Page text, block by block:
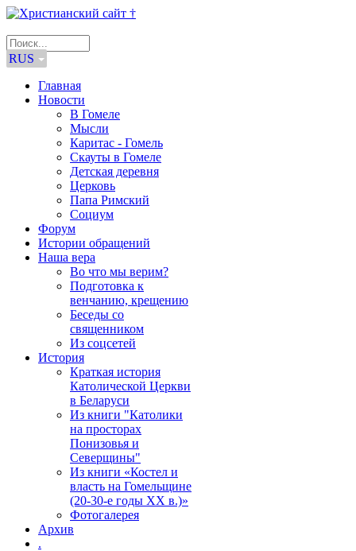
RUS
Главная
Новости
В Гомеле
Мысли
Каритас - Гомель
Скауты в Гомеле
Детская деревня
Церковь
Папа Римский
Социум
Форум
Истории обращений
Наша вера
Во что мы верим?
Подготовка к
венчанию, крещению
Беседы со
священником
Из соцсетей
История
Краткая история
Католической Церкви
в Беларуси
Из книги "Католики
на просторах
Понизовья и
Северщины"
Из книги «Костел и
власть на Гомельщине
(20-30-е годы ХХ в.)»
Фотогалерея
Архив
.